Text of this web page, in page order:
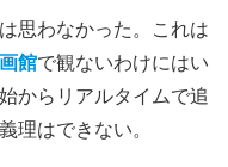
思わなかった。これは
館で観ないわけにはい
からリアルタイムで追
理はできない。